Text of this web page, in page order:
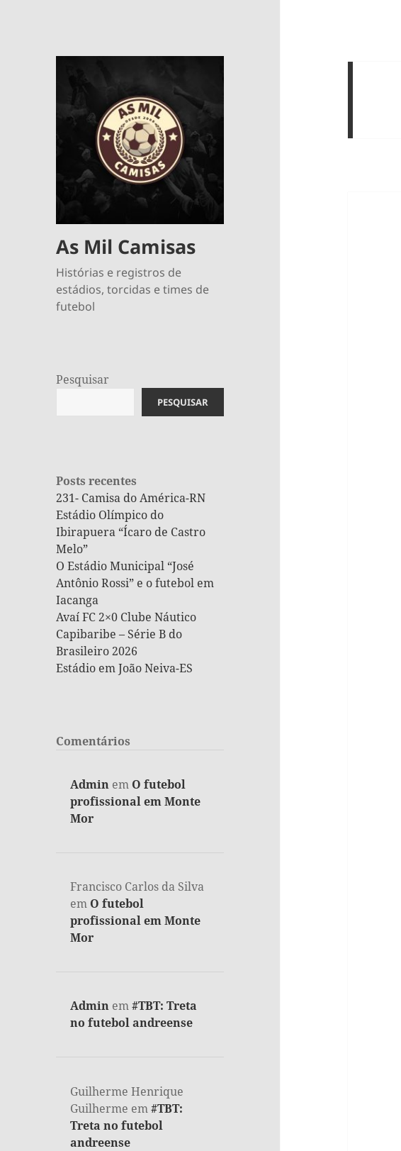
As Mil Camisas
Histórias e registros de
estádios, torcidas e times de
futebol
Pesquisar
PESQUISAR
Posts recentes
231- Camisa do América-RN
Estádio Olímpico do
Ibirapuera “Ícaro de Castro
Melo”
O Estádio Municipal “José
Antônio Rossi” e o futebol em
Iacanga
Avaí FC 2×0 Clube Náutico
Capibaribe – Série B do
Brasileiro 2026
Estádio em João Neiva-ES
Comentários
Admin em O futebol
profissional em Monte
Mor
Francisco Carlos da Silva
em O futebol
profissional em Monte
Mor
Admin em#TBT: Treta
no futebol andreense
Guilherme Henrique
Guilherme em#TBT:
Treta no futebol
andreense